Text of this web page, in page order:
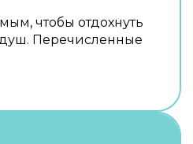
чтобы отдохнуть
Перечисленные